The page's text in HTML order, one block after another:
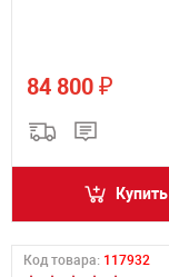
84 800 ₽
Купить
Код товара: 117932